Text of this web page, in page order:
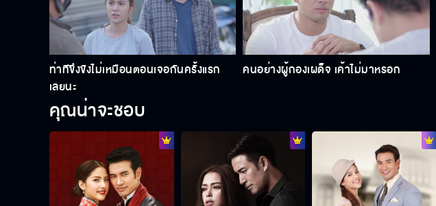
ท่าทีขึงขังไม่เหมือนตอนเจอกันครั้งแรก
เลยนะ
คนอย่างผู้กองเผด็จ เค้าไม่มาหรอก
คุณน่าจะชอบ